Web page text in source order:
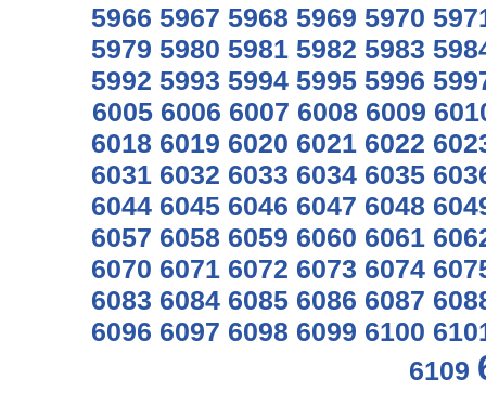
5966 5967 5968 5969 5970
5979 5980 5981 5982 5983
5992 5993 5994 5995 5996
6005 6006 6007 6008 6009
6018 6019 6020 6021 6022
6031 6032 6033 6034 6035
6044 6045 6046 6047 6048
6057 6058 6059 6060 6061
6070 6071 6072 6073 6074
6083 6084 6085 6086 6087
6096 6097 6098 6099 6100
6109